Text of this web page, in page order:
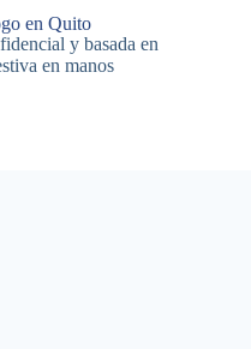
en Quito
y basada en
en manos